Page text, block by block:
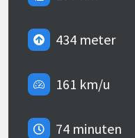
434 meter
161 km/u
74 minuten